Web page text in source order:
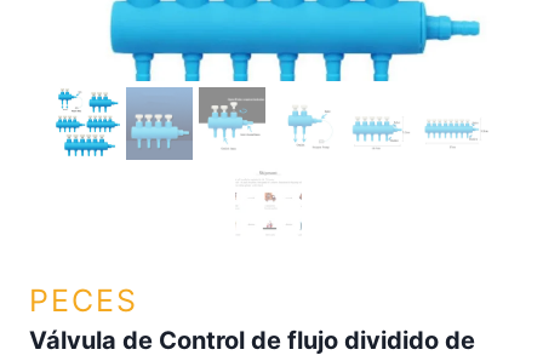
PECES
Válvula de Control de flujo dividido de